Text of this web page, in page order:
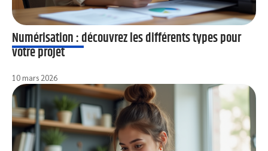
Numérisation : découvrez les différents types pour
votre projet
10 mars 2026